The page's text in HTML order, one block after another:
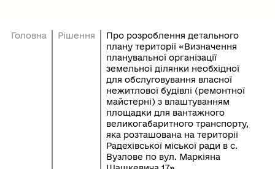
Головна Рішення
Про розроблення детального
плану території «Визначення
планувальної організації
земельної ділянки необхідної
для обслуговування власної
нежитлової будівлі (ремонтної
майстерні) з влаштуванням
площадки для вантажного
великогабаритного транспорту,
яка розташована на території
Радехівської міської ради в с.
Вузлове по вул. Маркіяна